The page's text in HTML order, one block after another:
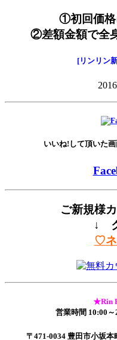
①初回価格
②差額金額で全
[リンリン
いいね!して頂いた
ご新規様
↓
♡
★Rin
営業時間 10:00
〒471-0034 豊田市小坂